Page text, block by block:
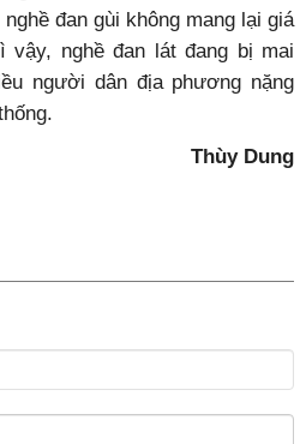
đan gùi không mang lại giá
nghề đan lát đang bị mai
người dân địa phương nặng
Thùy Dung